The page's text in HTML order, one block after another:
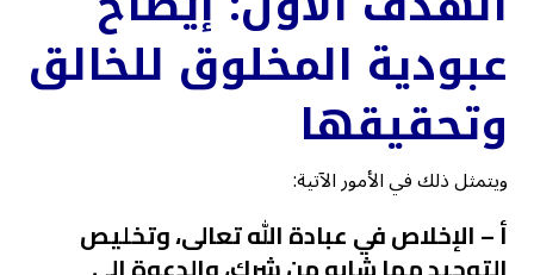
عبودية المخلوق للخالق
وتحقيقها
ويتمثل ذلك في الأمور الآتية:
أ – الإخلاص في عبادة الله تعالى، وتخليص